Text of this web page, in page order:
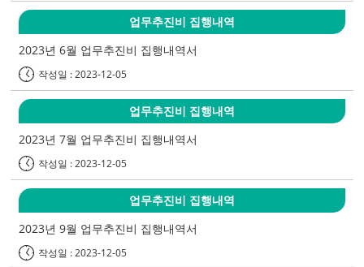
업무추진비 집행내역
2023년 6월 업무추진비 집행내역서
작성일 : 2023-12-05
업무추진비 집행내역
2023년 7월 업무추진비 집행내역서
작성일 : 2023-12-05
업무추진비 집행내역
2023년 9월 업무추진비 집행내역서
작성일 : 2023-12-05